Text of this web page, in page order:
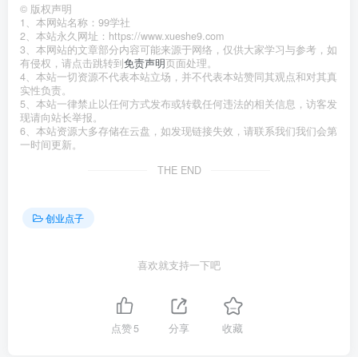
© 版权声明
1、本网站名称：99学社
2、本站永久网址：https://www.xueshe9.com
3、本网站的文章部分内容可能来源于网络，仅供大家学习与参考，如
有侵权，请点击跳转到免责声明页面处理。
4、本站一切资源不代表本站立场，并不代表本站赞同其观点和对其真
实性负责。
5、本站一律禁止以任何方式发布或转载任何违法的相关信息，访客发
现请向站长举报。
6、本站资源大多存储在云盘，如发现链接失效，请联系我们我们会第
一时间更新。
THE END
创业点子
喜欢就支持一下吧
点赞5 分享 收藏